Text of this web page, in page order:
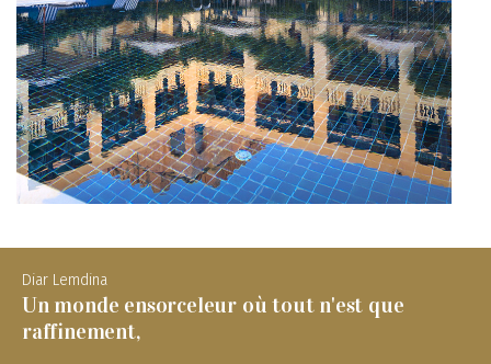
Diar Lemdina
Un monde ensorceleur où tout n'est que
raffinement,